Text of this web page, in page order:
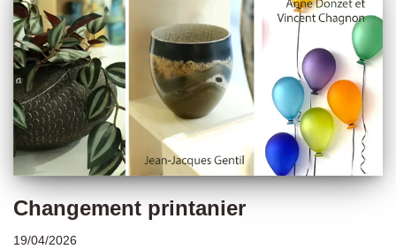
Changement printanier
19/04/2026